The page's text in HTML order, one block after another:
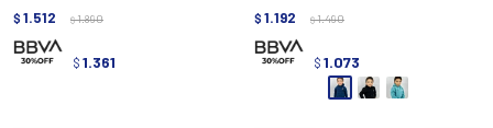
$ 1.512 $ 1.890
$ 1.361
$ 1.192 $ 1.490
$ 1.073